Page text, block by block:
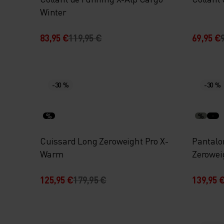
Winter
83,95 €119,95 € 69,95 €
-30 %
%
Cuissard Long Zeroweight Pro X-
Warm
125,95 €179,95 €
-30 %
%
139,95